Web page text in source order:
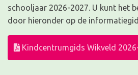
schooljaar 2026-2027. U kunt het
door hieronder op de
Kindcentrumgids Wikveld